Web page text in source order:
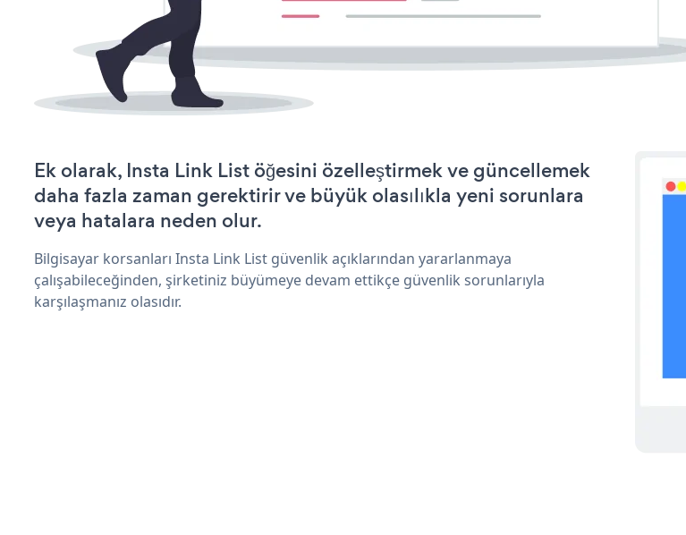
Ek olarak, Insta Link List öğesini özelleştirmek ve güncellemek
daha fazla zaman gerektirir ve büyük olasılıkla yeni sorunlara
veya hatalara neden olur.
Bilgisayar korsanları Insta Link List güvenlik açıklarından yararlanmaya
çalışabileceğinden, şirketiniz büyümeye devam ettikçe güvenlik sorunlarıyla
karşılaşmanız olasıdır.